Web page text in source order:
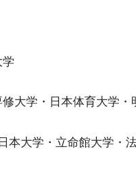
大学・日本体育大学・
大学・立命館大学・